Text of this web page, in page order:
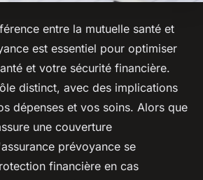
entre la mutuelle santé et
est essentiel pour optimiser
et votre sécurité financière.
distinct, avec des implications
dépenses et vos soins. Alors que
une couverture
prévoyance se
financière en cas